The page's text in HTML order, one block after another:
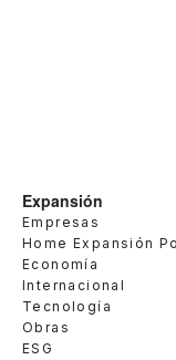
Expansión
Empresas
Home Expansión
Economía
Internacional
Tecnología
Obras
ESG